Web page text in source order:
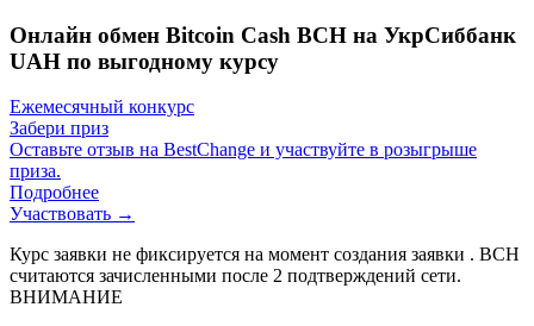
Онлайн обмен Bitcoin Cash BCH на УкрСиббанк
UAH по выгодному курсу
Ежемесячный конкурс
Забери приз
Оставьте отзыв на BestChange и участвуйте в розыгрыше
приза.
Подробнее
Участвовать →
Курс заявки не фиксируется на момент создания заявки . BCH
считаются зачисленными после 2 подтверждений сети.
ВНИМАНИЕ